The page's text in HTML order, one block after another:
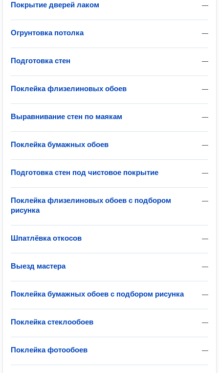
—
Покрытие дверей лаком
—
Огрунтовка потолка
—
Подготовка стен
—
Поклейка флизелиновых обоев
—
Выравнивание стен по маякам
—
Поклейка бумажных обоев
—
Подготовка стен под чистовое покрытие
—
Поклейка флизелиновых обоев с подбором
рисунка
—
Шпатлёвка откосов
—
Выезд мастера
—
Поклейка бумажных обоев с подбором рисунка
—
Поклейка стеклообоев
—
Поклейка фотообоев